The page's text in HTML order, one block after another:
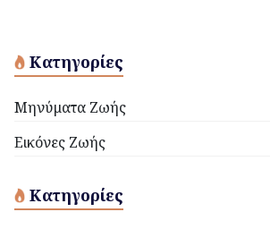
Κατηγορίες
Μηνύματα Ζωής
Εικόνες Ζωής
Κατηγορίες